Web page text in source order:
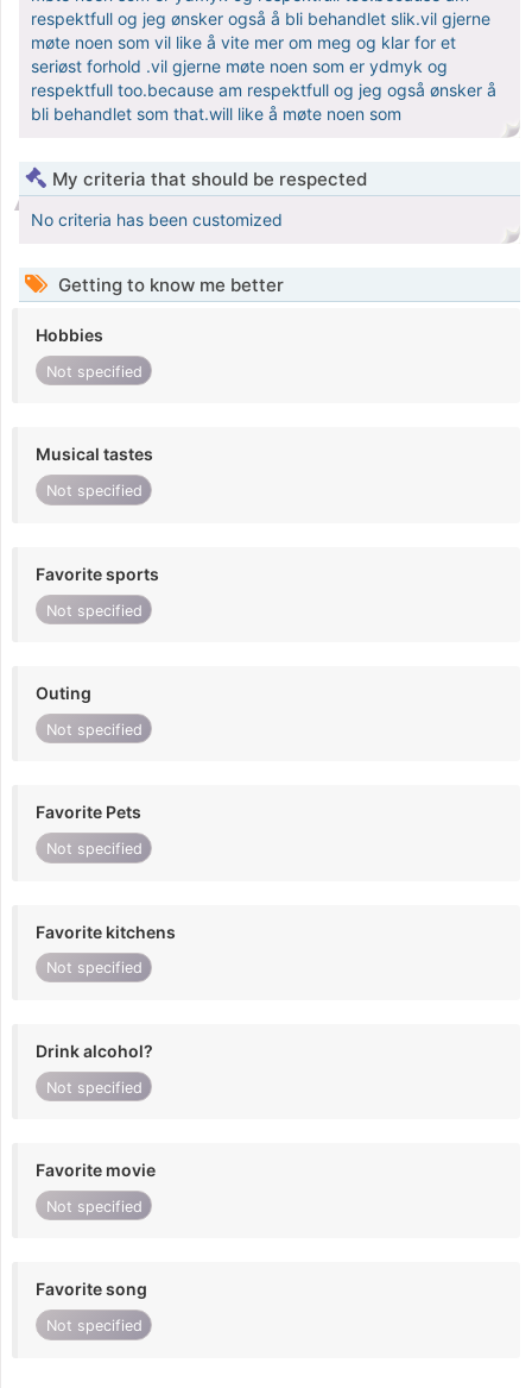
respektfull og jeg ønsker også å bli behandlet slik.vil gjerne
møte noen som vil like å vite mer om meg og klar for et
seriøst forhold .vil gjerne møte noen som er ydmyk og
respektfull too.because am respektfull og jeg også ønsker å
bli behandlet som that.will like å møte noen som
My criteria that should be respected
No criteria has been customized
Getting to know me better
Hobbies
Not specified
Musical tastes
Not specified
Favorite sports
Not specified
Outing
Not specified
Favorite Pets
Not specified
Favorite kitchens
Not specified
Drink alcohol?
Not specified
Favorite movie
Not specified
Favorite song
Not specified